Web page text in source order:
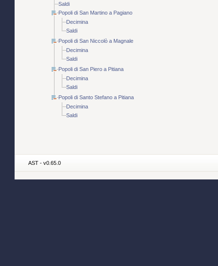
Saldi
Popoli di San Martino a Pagiano
Decimina
Saldi
Popoli di San Niccolò a Magnale
Decimina
Saldi
Popoli di San Piero a Pitiana
Decimina
Saldi
Popoli di Santo Stefano a Pitiana
Decimina
Saldi
AST - v0.65.0